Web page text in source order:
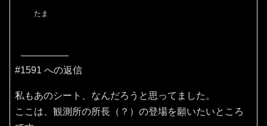
たま
#1591 への返信
私もあのシート、なんだろうと思ってました。
ここは、観測所の所長（？）の登場を願いたいところ